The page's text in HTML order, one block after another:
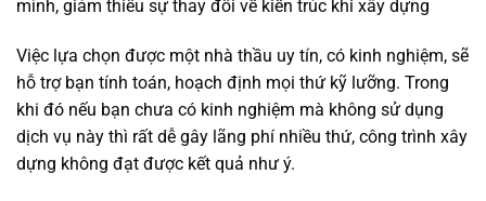
mình, giảm thiểu sự thay đổi về kiến trúc khi xây dựng
Việc lựa chọn được một nhà thầu uy tín, có kinh nghiệm, sẽ
hỗ trợ bạn tính toán, hoạch định mọi thứ kỹ lưỡng. Trong
khi đó nếu bạn chưa có kinh nghiệm mà không sử dụng
dịch vụ này thì rất dễ gây lãng phí nhiều thứ, công trình xây
dựng không đạt được kết quả như ý.